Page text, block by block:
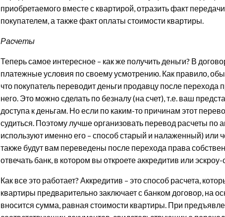
приобретаемого вместе с квартирой, отразить факт
покупателем, а также факт оплаты стоимости квартиры.
Расчеты
Теперь самое интересное – как же получить деньги? В
платежные условия по своему усмотрению. Как правило,
что покупатель переводит деньги продавцу после перехода
него. Это можно сделать по безналу (на счет), т.е. ваш
доступа к деньгам. Но если по каким-то причинам этот
судиться. Поэтому лучше организовать перевод расчеты по
используют именно его – способ старый и налаженный) или
также будут вам переведены после перехода права
отвечать банк, в котором вы откроете аккредитив или эскроу-
Как все это работает? Аккредитив – это способ расчета,
квартиры предварительно заключает с банком договор, на
вносится сумма, равная стоимости квартиры. При